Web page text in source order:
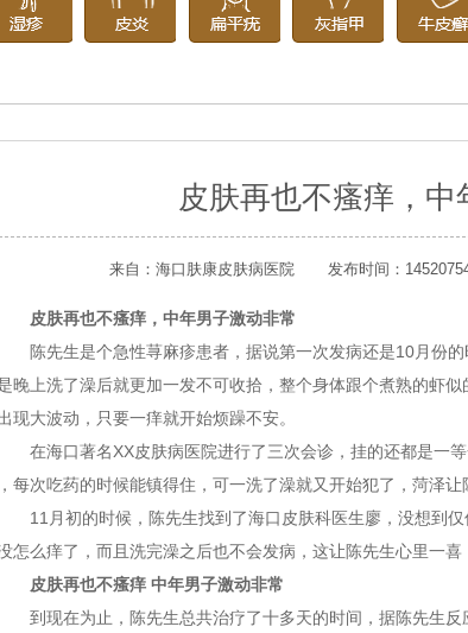
皮肤再也不瘙痒，中
来自：海口肤康皮肤病医院 发布时间：
皮肤再也不瘙痒，中年男子激动非常
陈先生是个急性荨麻疹患者，据说第一次发病还是10月份的
晚上洗了澡后就更加一发不可收拾，整个身体跟个煮熟的虾
现大波动，只要一痒就开始烦躁不安。
在海口著名XX皮肤病医院进行了三次会诊，挂的还都是一
每次吃药的时候能镇得住，可一洗了澡就又开始犯了，菏泽让
11月初的时候，陈先生找到了海口皮肤科医生廖，没想到仅
怎么痒了，而且洗完澡之后也不会发病，这让陈先生心里一喜
皮肤再也不瘙痒 中年男子激动非常
到现在为止，陈先生总共治疗了十多天的时间，据陈先生反